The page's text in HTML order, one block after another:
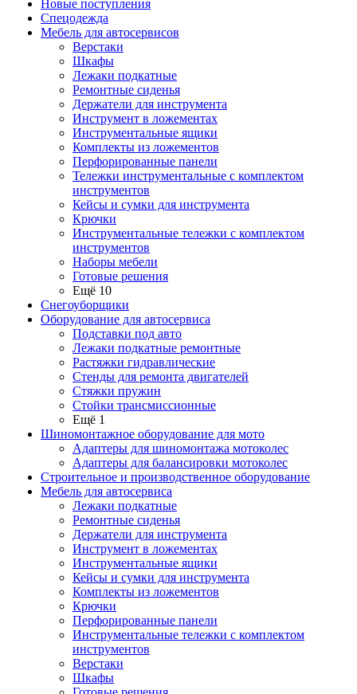
Новые поступления
Спецодежда
Мебель для автосервисов
Верстаки
Шкафы
Лежаки подкатные
Ремонтные сиденья
Держатели для инструмента
Инструмент в ложементах
Инструментальные ящики
Комплекты из ложементов
Перфорированные панели
Тележки инструментальные с комплектом
инструментов
Кейсы и сумки для инструмента
Крючки
Инструментальные тележки с комплектом
инструментов
Наборы мебели
Готовые решения
Ещё 10
Снегоуборщики
Оборудование для автосервиса
Подставки под авто
Лежаки подкатные ремонтные
Растяжки гидравлические
Стенды для ремонта двигателей
Стяжки пружин
Стойки трансмиссионные
Ещё 1
Шиномонтажное оборудование для мото
Адаптеры для шиномонтажа мотоколес
Адаптеры для балансировки мотоколес
Строительное и производственное оборудование
Мебель для автосервиса
Лежаки подкатные
Ремонтные сиденья
Держатели для инструмента
Инструмент в ложементах
Инструментальные ящики
Кейсы и сумки для инструмента
Комплекты из ложементов
Крючки
Перфорированные панели
Инструментальные тележки с комплектом
инструментов
Верстаки
Шкафы